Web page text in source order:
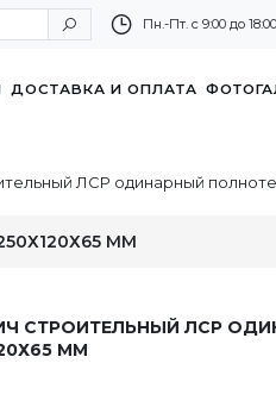
Пн.-Пт. с 9:00 до 18:00
ДОСТАВКА И ОПЛАТА
ЛСР одинарный
ММ
СТРОИТЕЛЬНЫЙ ЛСР
ММ